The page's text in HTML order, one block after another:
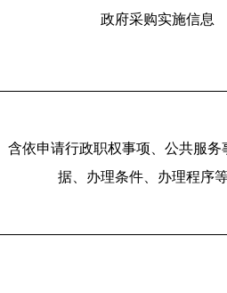
政府采购实施信息
含依申请行政职权事项、公共服务
据、办理条件、办理程序